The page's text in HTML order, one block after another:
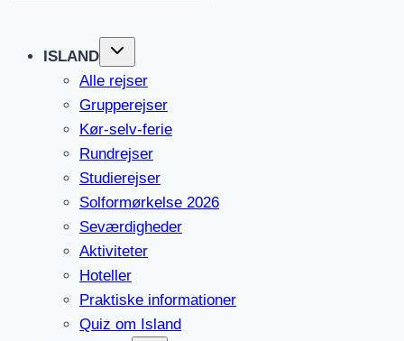
ISLAND
Alle rejser
Grupperejser
Kør-selv-ferie
Rundrejser
Studierejser
Solformørkelse 2026
Seværdigheder
Aktiviteter
Hoteller
Praktiske informationer
Quiz om Island